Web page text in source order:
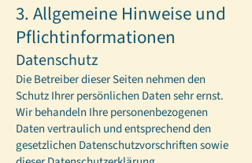
3. Allgemeine Hinweise und
Pflichtinformationen
Datenschutz
Die Betreiber dieser Seiten nehmen den
Schutz Ihrer persönlichen Daten sehr ernst.
Wir behandeln Ihre personenbezogenen
Daten vertraulich und entsprechend den
gesetzlichen Datenschutzvorschriften sowie